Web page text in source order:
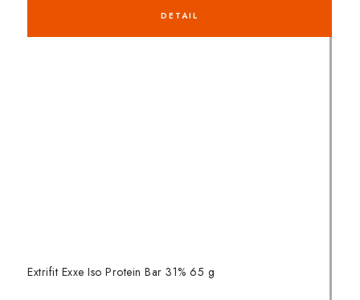
Extrifit Exxe Iso Protein Bar 31% 65 g